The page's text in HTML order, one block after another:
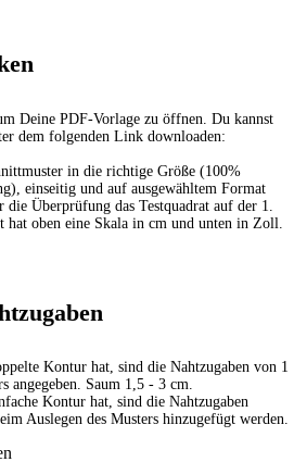
Deine PDF-Vorlage zu öffnen. Du kannst
dem folgenden Link downloaden:
in die richtige Größe (100%
einseitig und auf ausgewähltem Format
Überprüfung das Testquadrat auf der 1.
hat oben eine Skala in cm und unten in Zoll.
Kontur hat, sind die Nahtzugaben von 1
angegeben. Saum 1,5 - 3 cm.
Kontur hat, sind die Nahtzugaben
Auslegen des Musters hinzugefügt werden.